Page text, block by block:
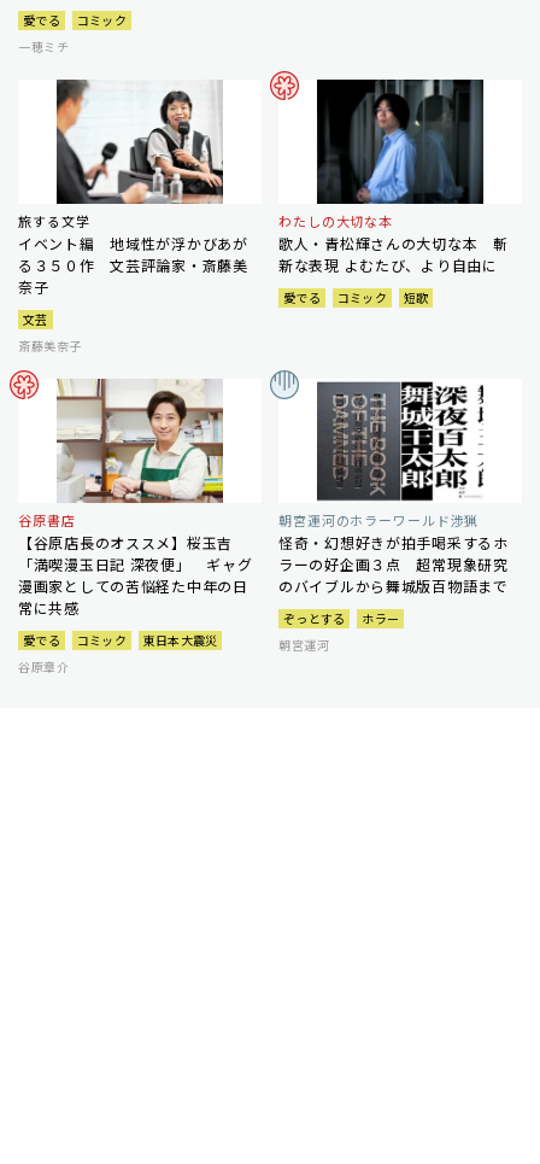
愛でる
コミック
一穂ミチ
旅する文学
イベント編 地域性が浮かびあが
る３５０作 文芸評論家・斎藤美
奈子
文芸
斎藤美奈子
わたしの大切な本
歌人・青松輝さんの大切な本 斬
新な表現 よむたび、より自由に
愛でる コミック 短歌
谷原書店
【谷原店長のオススメ】桜玉吉
「満喫漫玉日記 深夜便」 ギャグ
漫画家としての苦悩経た中年の日
常に共感
愛でる コミック
東日本大震災
谷原章介
朝宮運河のホラーワールド渉猟
怪奇・幻想好きが拍手喝采するホ
ラーの好企画３点 超常現象研究
のバイブルから舞城版百物語まで
ぞっとする
ホラー
朝宮運河